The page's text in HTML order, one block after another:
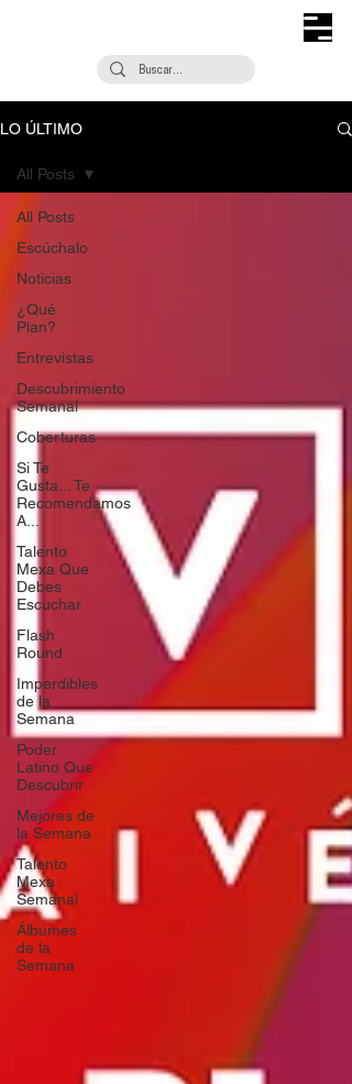
LO ÚLTIMO
All Posts
Escúchalo
Noticias
¿Qué
Plan?
Entrevistas
Descubrimiento
Semanal
Coberturas
Si Te
Gusta... Te
Recomendamos
A...
Talento
Mexa Que
Debes
Escuchar
Flash
Round
Imperdibles
de la
Semana
Poder
Latino Que
Descubrir
Mejores de
la Semana
Talento
Mexa
Semanal
Álbumes
de la
Semana
All Posts